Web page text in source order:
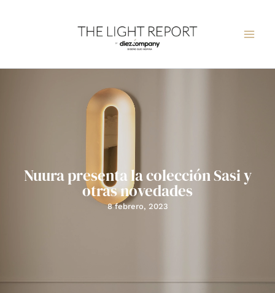
Nuura presenta la colección Sasi y
otras novedades
8 febrero, 2023